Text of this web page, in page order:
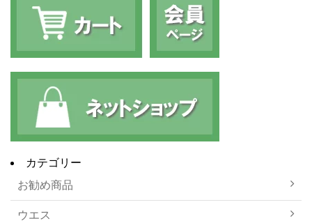
カテゴリー
お勧め商品
ウエス